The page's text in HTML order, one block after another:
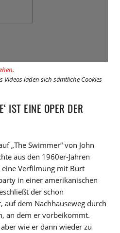
.
Videos laden sich sämtliche Cookies
IST EINE OPER DER
„The Swimmer“ von John
aus den 1960er-Jahren
eine Verfilmung mit Burt
in einer amerikanischen
der schon
auf dem Nachhauseweg durch
an dem er vorbeikommt.
wie er dann wieder zu